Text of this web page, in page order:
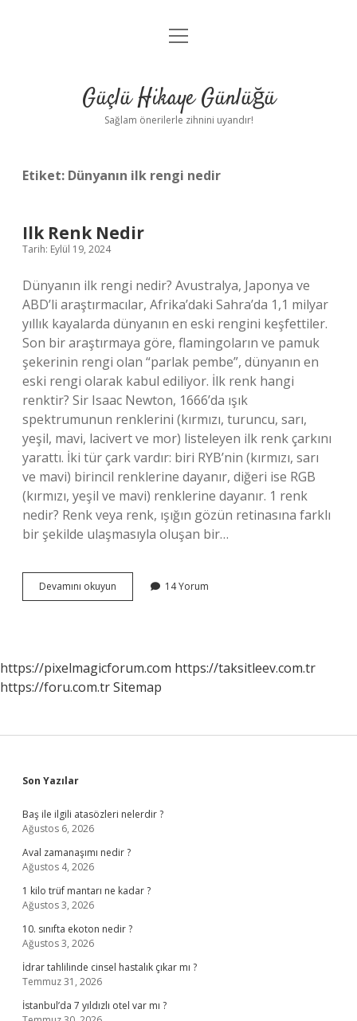
Anasayfa
Yasal Uyarı
menüyü
Güçlü Hikaye Günlüğü
Sağlam önerilerle zihnini uyandır!
Etiket: Dünyanın ilk rengi nedir
Ilk Renk Nedir
Tarih: Eylül 19, 2024
Dünyanın ilk rengi nedir? Avustralya, Japonya ve
ABD’li araştırmacılar, Afrika’daki Sahra’da 1,1 milyar
yıllık kayalarda dünyanın en eski rengini keşfettiler.
Son bir araştırmaya göre, flamingoların ve pamuk
şekerinin rengi olan “parlak pembe”, dünyanın en
eski rengi olarak kabul ediliyor. İlk renk hangi
renktir? Sir Isaac Newton, 1666’da ışık
spektrumunun renklerini (kırmızı, turuncu, sarı,
yeşil, mavi, lacivert ve mor) listeleyen ilk renk çarkını
yarattı. İki tür çark vardır: biri RYB’nin (kırmızı, sarı
ve mavi) birincil renklerine dayanır, diğeri ise RGB
(kırmızı, yeşil ve mavi) renklerine dayanır. 1 renk
nedir? Renk veya renk, ışığın gözün retinasına farklı
bir şekilde ulaşmasıyla oluşan bir…
Devamını okuyun
Renk
14 Yorum
https://pixelmagicforum.com https://taksitleev.com.tr
https://foru.com.trSitemap
Sidebar
Son Yazılar
Baş ile ilgili atasözleri nelerdir ?
Ağustos 6, 2026
Aval zamanaşımı nedir ?
Ağustos 4, 2026
1 kilo trüf mantarı ne kadar ?
Ağustos 3, 2026
10. sınıfta ekoton nedir ?
Ağustos 3, 2026
İdrar tahlilinde cinsel hastalık çıkar mı ?
Temmuz 31, 2026
İstanbul’da 7 yıldızlı otel var mı ?